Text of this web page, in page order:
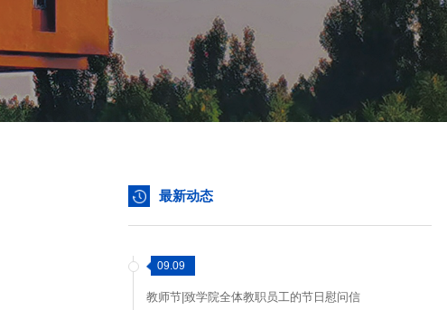
最新动态
09.09
教师节|致学院全体教职员工的节日慰问信